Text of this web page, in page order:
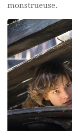
monstrueuse.